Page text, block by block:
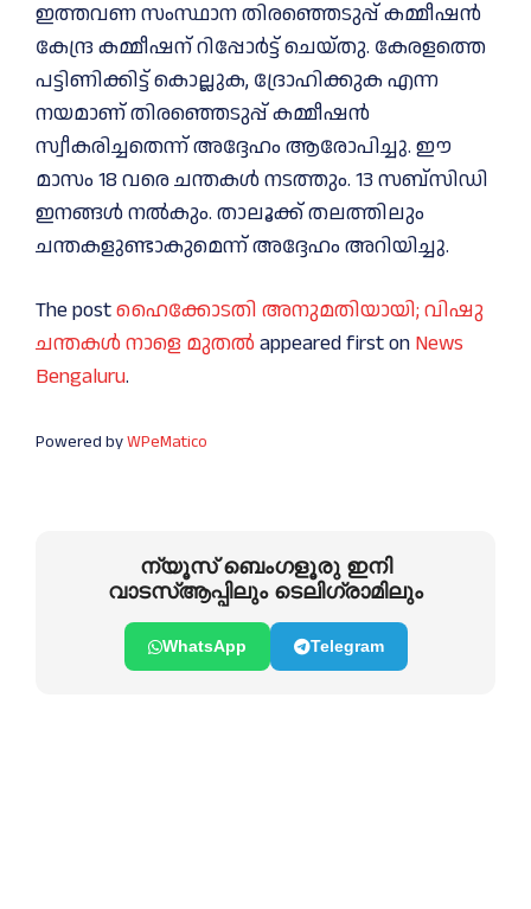
ഇത്തവണ സംസ്ഥാന തിരഞ്ഞെടുപ്പ് കമ്മീഷന്‍
കേന്ദ്ര കമ്മീഷന് റിപ്പോര്‍ട്ട് ചെയ്തു. കേരളത്തെ
പട്ടിണിക്കിട്ട് കൊല്ലുക, ദ്രോഹിക്കുക എന്ന
നയമാണ് തിരഞ്ഞെടുപ്പ് കമ്മീഷന്‍
സ്വീകരിച്ചതെന്ന് അദ്ദേഹം ആരോപിച്ചു. ഈ
മാസം 18 വരെ ചന്തകള്‍ നടത്തും. 13 സബ്‌സിഡി
ഇനങ്ങള്‍ നല്‍കും. താലൂക്ക് തലത്തിലും
ചന്തകളുണ്ടാകുമെന്ന് അദ്ദേഹം അറിയിച്ചു.
The postഹൈക്കോടതി അനുമതിയായി; വിഷു
ചന്തകള്‍ നാളെ മുതല്‍ appeared first on News
Bengaluru.
Powered byWPeMatico
ന്യൂസ് ബെംഗളൂരു ഇനി
വാടസ്ആപ്പിലും ടെലിഗ്രാമിലും
WhatsApp Telegram